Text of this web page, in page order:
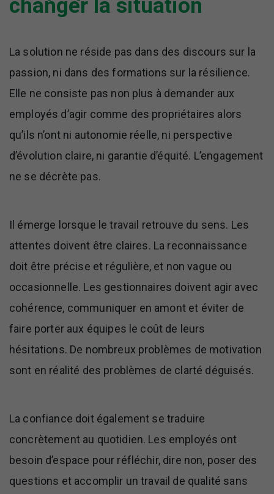
changer la situation
La solution ne réside pas dans des discours sur la
passion, ni dans des formations sur la résilience.
Elle ne consiste pas non plus à demander aux
employés d’agir comme des propriétaires alors
qu’ils n’ont ni autonomie réelle, ni perspective
d’évolution claire, ni garantie d’équité. L’engagement
ne se décrète pas.
Il émerge lorsque le travail retrouve du sens. Les
attentes doivent être claires. La reconnaissance
doit être précise et régulière, et non vague ou
occasionnelle. Les gestionnaires doivent agir avec
cohérence, communiquer en amont et éviter de
faire porter aux équipes le coût de leurs
hésitations. De nombreux problèmes de motivation
sont en réalité des problèmes de clarté déguisés.
La confiance doit également se traduire
concrètement au quotidien. Les employés ont
besoin d’espace pour réfléchir, dire non, poser des
questions et accomplir un travail de qualité sans